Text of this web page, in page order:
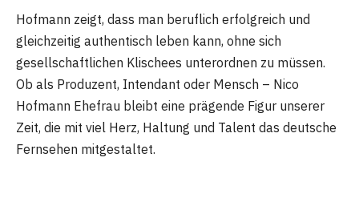
Hofmann zeigt, dass man beruflich erfolgreich und
gleichzeitig authentisch leben kann, ohne sich
gesellschaftlichen Klischees unterordnen zu müssen.
Ob als Produzent, Intendant oder Mensch – Nico
Hofmann Ehefrau bleibt eine prägende Figur unserer
Zeit, die mit viel Herz, Haltung und Talent das deutsche
Fernsehen mitgestaltet.